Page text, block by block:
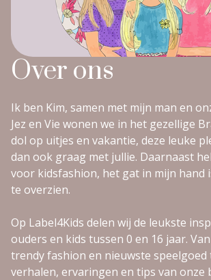
Over ons
Ik ben Kim, samen met mijn man en
Jez en Vie wonen we in het gezellige
dol op uitjes en vakantie, deze leuke
dan ook graag met jullie. Daarnaast
voor kidsfashion, het gat in mijn hand
te overzien.
Op Label4Kids delen wij de leukste
ouders en kids tussen 0 en 16 jaar.
trendy fashion en nieuwste
verhalen, ervaringen en tips van onze